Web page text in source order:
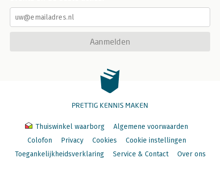
Aanmelden
PRETTIG KENNIS MAKEN
Thuiswinkel waarborg
Algemene voorwaarden
Colofon
Privacy Cookies
Cookie instellingen
Toegankelijkheidsverklaring
Service & Contact Over ons